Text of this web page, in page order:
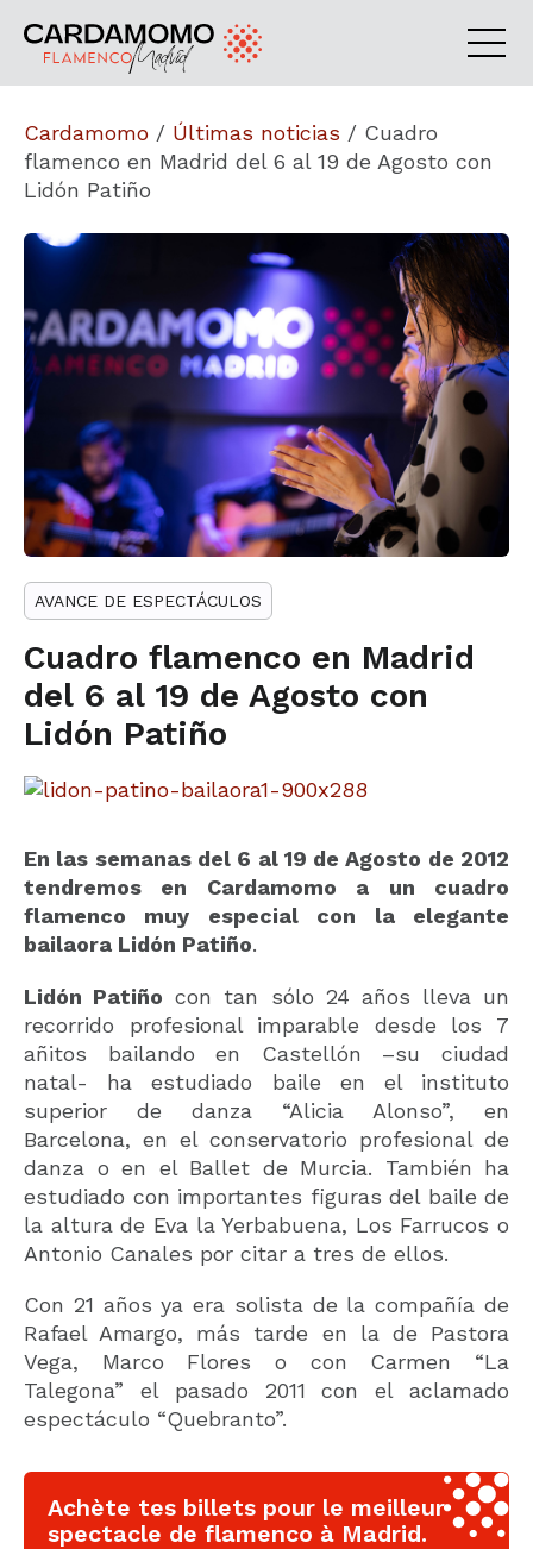
Cardamomo / Últimas noticias / Cuadro
flamenco en Madrid del 6 al 19 de Agosto con
Lidón Patiño
AVANCE DE ESPECTÁCULOS
Cuadro flamenco en Madrid
del 6 al 19 de Agosto con
Lidón Patiño
En las semanas del 6 al 19 de Agosto de 2012
tendremos en Cardamomo a un cuadro
flamenco muy especial con la elegante
bailaora Lidón Patiño.
Lidón Patiño con tan sólo 24 años lleva un
recorrido profesional imparable desde los 7
añitos bailando en Castellón –su ciudad
natal- ha estudiado baile en el instituto
superior de danza “Alicia Alonso”, en
Barcelona, en el conservatorio profesional de
danza o en el Ballet de Murcia. También ha
estudiado con importantes figuras del baile de
la altura de Eva la Yerbabuena, Los Farrucos o
Antonio Canales por citar a tres de ellos.
Con 21 años ya era solista de la compañía de
Rafael Amargo, más tarde en la de Pastora
Vega, Marco Flores o con Carmen “La
Talegona” el pasado 2011 con el aclamado
espectáculo “Quebranto”.
Achète tes billets pour le meilleur
spectacle de flamenco à Madrid.